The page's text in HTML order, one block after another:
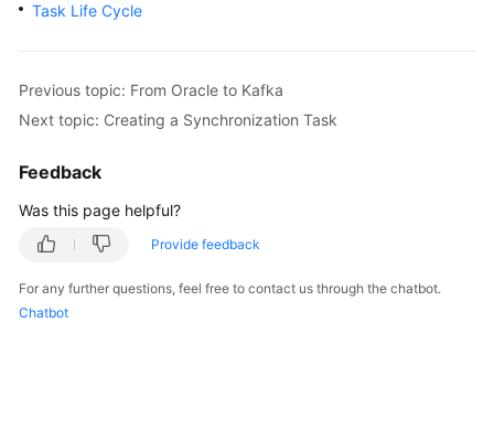
User
Best
Practices
Security
Paper
Reference
Task Life Cycle
Previous topic: From Oracle to Kafka
Next topic: Creating a Synchronization Task
Feedback
Was this page helpful?
Provide feedback
For any further questions, feel free to contact us through the chatbot.
Chatbot